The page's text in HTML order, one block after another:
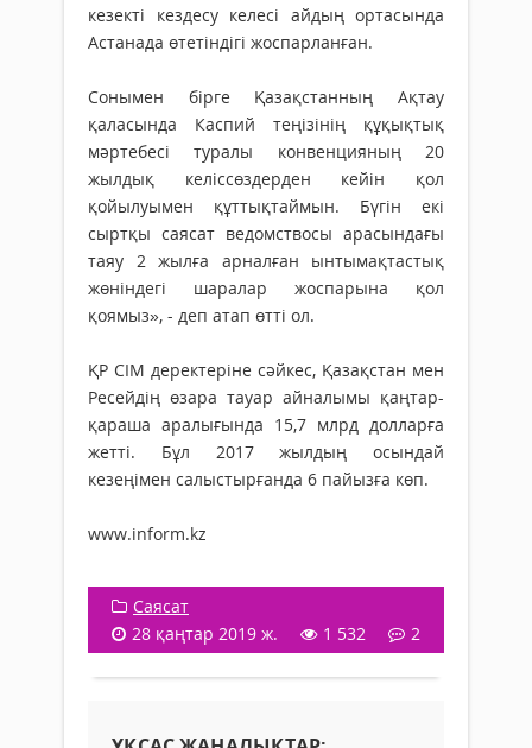
кезекті кездесу келесі айдың ортасында
Астанада өтетіндігі жоспарланған.
Сонымен бірге Қазақстанның Ақтау
қаласында Каспий теңізінің құқықтық
мәртебесі туралы конвенцияның 20
жылдық келіссөздерден кейін қол
қойылуымен құттықтаймын. Бүгін екі
сыртқы саясат ведомствосы арасындағы
таяу 2 жылға арналған ынтымақтастық
жөніндегі шаралар жоспарына қол
қоямыз», - деп атап өтті ол.
ҚР СІМ деректеріне сәйкес, Қазақстан мен
Ресейдің өзара тауар айналымы қаңтар-
қараша аралығында 15,7 млрд долларға
жетті. Бұл 2017 жылдың осындай
кезеңімен салыстырғанда 6 пайызға көп.
www.inform.kz
Саясат
28 қаңтар 2019 ж.
1 532 2